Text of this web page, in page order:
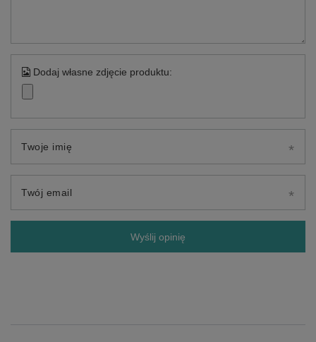
Dodaj własne zdjęcie produktu:
Twoje imię
Twój email
Wyślij opinię